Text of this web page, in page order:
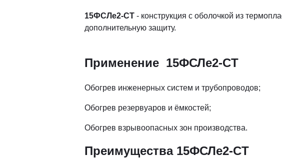
15ФСЛе2-СТ - конструкция с оболочкой из
дополнительную защиту.
Применение 15ФСЛе2-СT
Обогрев инженерных систем и трубопроводов;
Обогрев резервуаров и ёмкостей;
Обогрев взрывоопасных зон производства.
Преимущества 15ФСЛе2-СT